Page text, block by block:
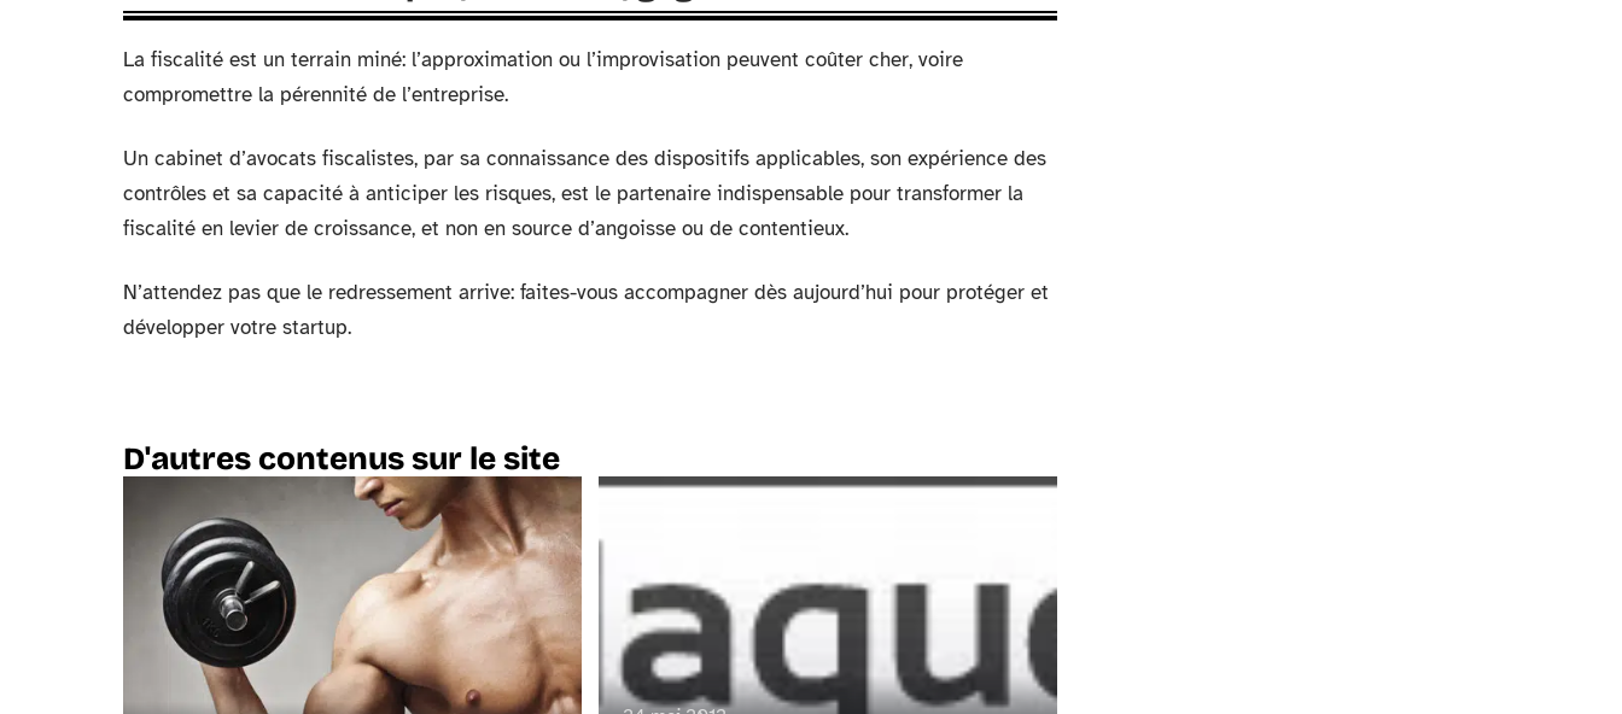
La fiscalité est un terrain miné: l’approximation ou l’improvisation peuvent coûter cher, voire
compromettre la pérennité de l’entreprise.
Un cabinet d’avocats fiscalistes, par sa connaissance des dispositifs applicables, son expérience des
contrôles et sa capacité à anticiper les risques, est le partenaire indispensable pour transformer la
fiscalité en levier de croissance, et non en source d’angoisse ou de contentieux.
N’attendez pas que le redressement arrive: faites-vous accompagner dès aujourd’hui pour protéger et
développer votre startup.
D'autres contenus sur le site